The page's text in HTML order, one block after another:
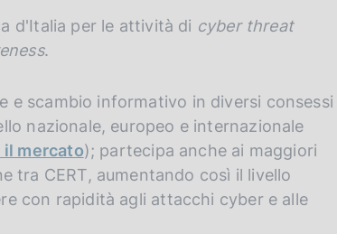
d'Italia per le attività di cyber threat
.
e scambio informativo in diversi consessi
nazionale, europeo e internazionale
il mercato); partecipa anche ai maggiori
tra CERT, aumentando così il livello
con rapidità agli attacchi cyber e alle